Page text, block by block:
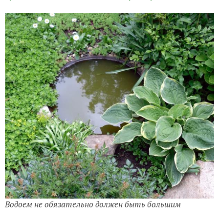
Водоем не обязательно должен быть большим